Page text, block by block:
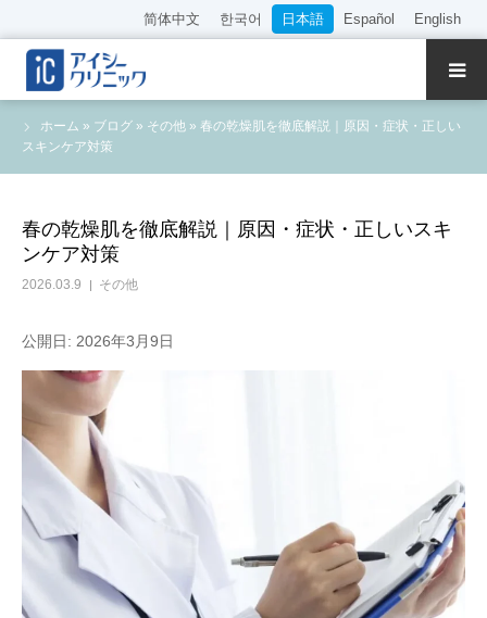
简体中文 한국어 日本語 Español English
ホーム » ブログ » その他 » 春の乾燥肌を徹底解説｜原因・症状・正しい
スキンケア対策
春の乾燥肌を徹底解説｜原因・症状・正しいスキ
ンケア対策
2026.03.9 その他
公開日: 2026年3月9日
クリニック紹介
診療内容
WEB予約
料金表
アクセス
採用情報
その他
言語